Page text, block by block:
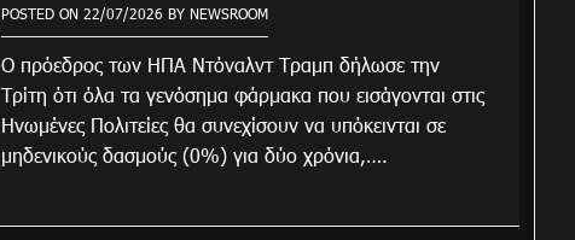
POSTED ON 22/07/2026 BY NEWSROOM
Ο πρόεδρος των ΗΠΑ Ντόναλντ Τραμπ δήλωσε την
Τρίτη ότι όλα τα γενόσημα φάρμακα που εισάγονται στις
Ηνωμένες Πολιτείες θα συνεχίσουν να υπόκεινται σε
μηδενικούς δασμούς (0%) για δύο χρόνια,….